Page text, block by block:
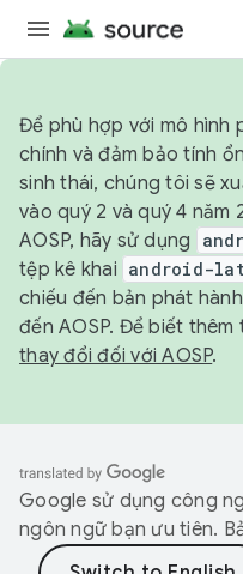
Để phù hợp với mô hình
chính và đảm bảo tính
sinh thái, chúng tôi sẽ
vào quý 2 và quý 4
AOSP, hãy sử dụng
tệp kê khai android-
chiếu đến bản phát
đến AOSP. Để biết
thay đổi đối với AOSP.
Google sử dụng công
ngôn ngữ bạn ưu tiên.